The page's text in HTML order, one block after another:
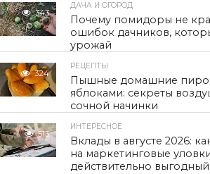
343
ДАЧА И ОГОРОД
Почему помидоры не
ошибок дачников,
урожай
324
РЕЦЕПТЫ
Пышные домашние
яблоками: секреты
сочной начинки
513
ИНТЕРЕСНОЕ
Вклады в августе 2026:
на маркетинговые
действительно